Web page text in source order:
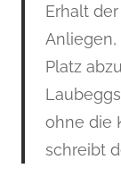
Erhalt
Platz
ohne die
schreibt